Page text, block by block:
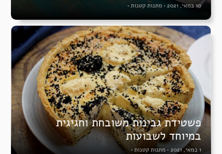
10 במאי, 2021 • מתנות קטנות •
פשטידת גבינות משובחת וחגיגית
במיוחד לשבועות
1 במאי, 2021 • מתנות קטנות •